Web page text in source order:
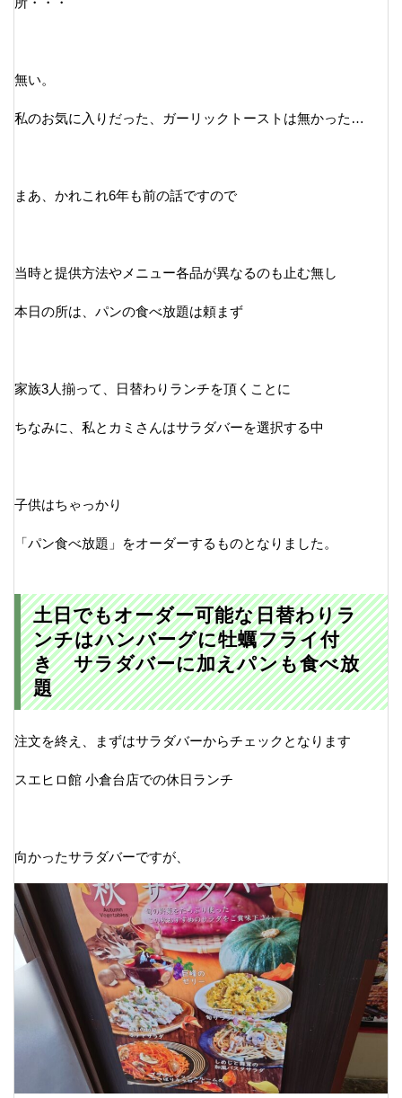
無い。
私のお気に入りだった、ガーリックトーストは無かった…
まあ、かれこれ6年も前の話ですので
当時と提供方法やメニュー各品が異なるのも止む無し
本日の所は、パンの食べ放題は頼まず
家族3人揃って、日替わりランチを頂くことに
ちなみに、私とカミさんはサラダバーを選択する中
子供はちゃっかり
「パン食べ放題」をオーダーするものとなりました。
土日でもオーダー可能な日替わりラ
ンチはハンバーグに牡蠣フライ付
き サラダバーに加えパンも食べ放
題
注文を終え、まずはサラダバーからチェックとなります
スエヒロ館 小倉台店での休日ランチ
向かったサラダバーですが、